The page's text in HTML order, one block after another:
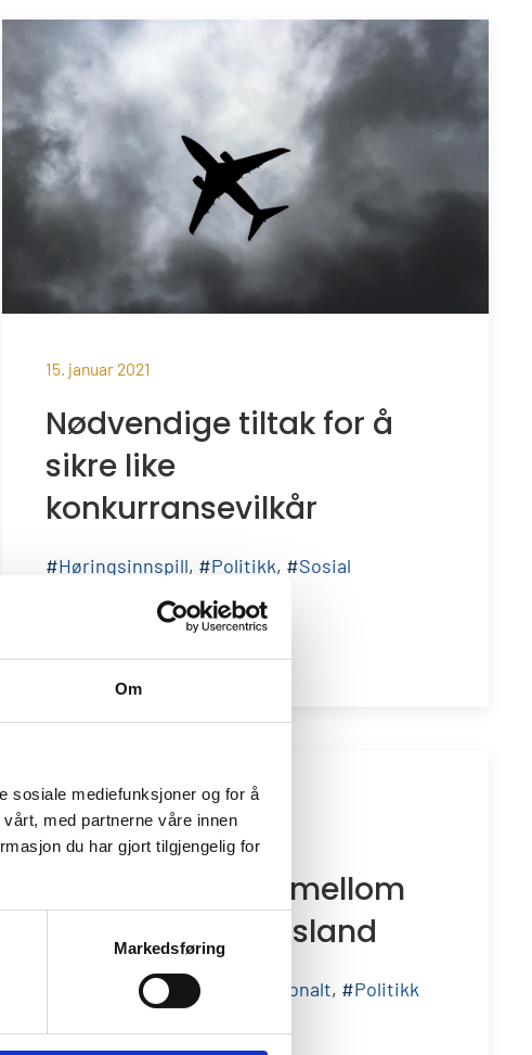
Om
sosiale mediefunksjoner og for å
med partnerne våre innen
du har gjort tilgjengelig for
Markedsføring
15. januar 2021
Nødvendige tiltak for å
sikre like
konkurransevilkår
#Høringsinnspill, #Politikk, #Sosial
03. desember 2020
Luftfartsavtaler mellom
EU og tredjepartsland
Høringsinnspill , # Internasjonalt, #Politikk
Les mer>>